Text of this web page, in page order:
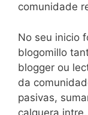
comunidade
No seu inicio
blogomillo
blogger ou
da
pasivas,
calquera